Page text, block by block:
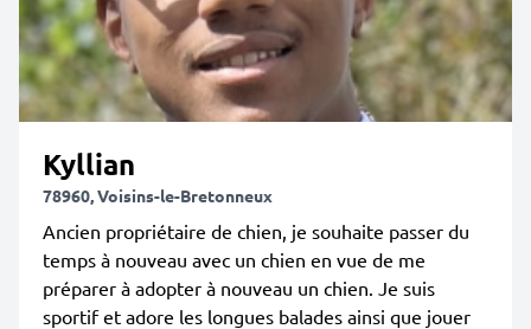
Kyllian
78960, Voisins-le-Bretonneux
Ancien propriétaire de chien, je souhaite passer du
temps à nouveau avec un chien en vue de me
préparer à adopter à nouveau un chien. Je suis
sportif et adore les longues balades ainsi que jouer